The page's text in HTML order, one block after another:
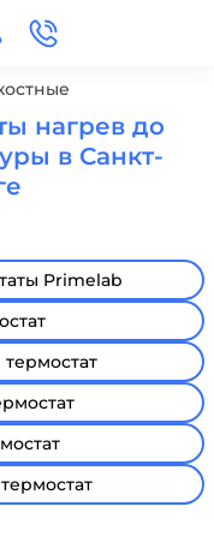
нагрев до
в Санкт-
Primelab